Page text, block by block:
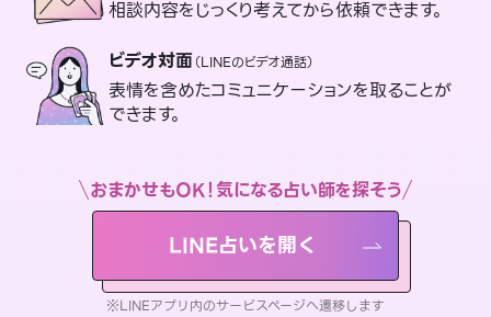
相談内容をじっくり考えてから依頼できます。
ビデオ対面（LINEのビデオ通話）
表情を含めたコミュニケーションを取ることが
できます。
おまかせもOK！気になる占い師を探そう
LINE占いを開く
※LINEアプリ内のサービスページへ遷移します